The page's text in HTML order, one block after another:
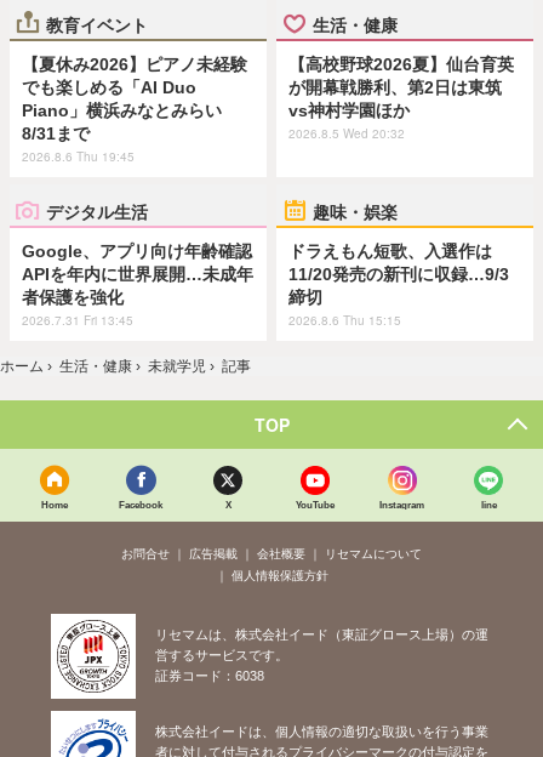
教育イベント
【夏休み2026】ピアノ未経験
でも楽しめる「AI Duo
Piano」横浜みなとみらい
8/31まで
2026.8.6 Thu 19:45
生活・健康
【高校野球2026夏】仙台育英
が開幕戦勝利、第2日は東筑
vs神村学園ほか
2026.8.5 Wed 20:32
デジタル生活
Google、アプリ向け年齢確認
APIを年内に世界展開…未成年
者保護を強化
2026.7.31 Fri 13:45
趣味・娯楽
ドラえもん短歌、入選作は
11/20発売の新刊に収録…9/3
締切
2026.8.6 Thu 15:15
ホーム › 生活・健康 › 未就学児 › 記事
TOP
Home Facebook X YouTube Instagram line
お問合せ 広告掲載 会社概要
リセマムについて
個人情報保護方針
リセマムは、株式会社イード（東証グロース上場）の運
営するサービスです。
証券コード：6038
株式会社イードは、個人情報の適切な取扱いを行う事業
者に対して付与されるプライバシーマークの付与認定を